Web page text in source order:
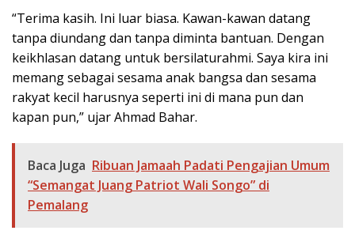
“Terima kasih. Ini luar biasa. Kawan-kawan datang
tanpa diundang dan tanpa diminta bantuan. Dengan
keikhlasan datang untuk bersilaturahmi. Saya kira ini
memang sebagai sesama anak bangsa dan sesama
rakyat kecil harusnya seperti ini di mana pun dan
kapan pun,” ujar Ahmad Bahar.
Baca Juga Ribuan Jamaah Padati Pengajian Umum
“Semangat Juang Patriot Wali Songo” di
Pemalang